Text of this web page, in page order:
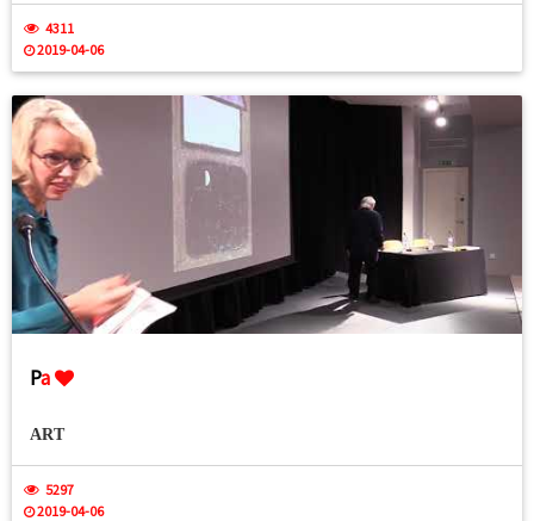
4311
2019-04-06
Pa
ART
5297
2019-04-06